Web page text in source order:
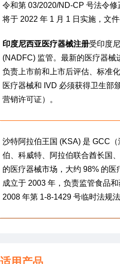
令和第 03/2020/ND-CP 号法令
将于 2022 年 1 月 1 日实施，文
印度尼西亚医疗器械注册受印度
(NADFC) 监管。最新的医疗器械
负责上市前和上市后评估、标准
医疗器械和 IVD 必须获得卫生部
营销许可证）。
沙特阿拉伯王国 (KSA) 是 GCC
伯、科威特、阿拉伯联合酋长国
的医疗器械市场，大约 98% 的
成立于 2003 年，负责监管食品
2008 年第 1-8-1429 号临时法规